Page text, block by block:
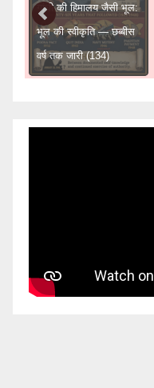
गांधी की हिमालय जैसी भूल:
भूल की स्वीकृति — छब्बीस
वर्ष तक जारी (134)